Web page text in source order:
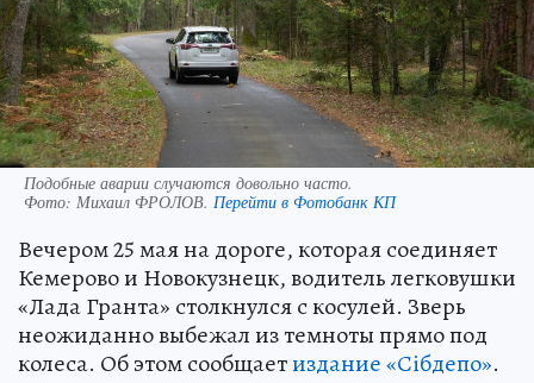
Подобные аварии случаются довольно часто.
Фото: Михаил ФРОЛОВ. Перейти в Фотобанк КП
Вечером 25 мая на дороге, которая соединяет
Кемерово и Новокузнецк, водитель легковушки
«Лада Гранта» столкнулся с косулей. Зверь
неожиданно выбежал из темноты прямо под
колеса. Об этом сообщаетиздание «Сiбдепо».